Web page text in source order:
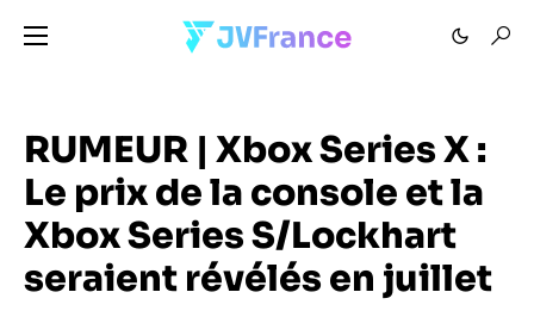
RUMEUR | Xbox Series X :
Le prix de la console et la
Xbox Series S/Lockhart
seraient révélés en juillet